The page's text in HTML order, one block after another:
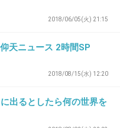
！
-1
2018/06/05(火) 21:15
天ニュース 2時間SP
2018/08/15(水) 12:20
出るとしたら何の世界を